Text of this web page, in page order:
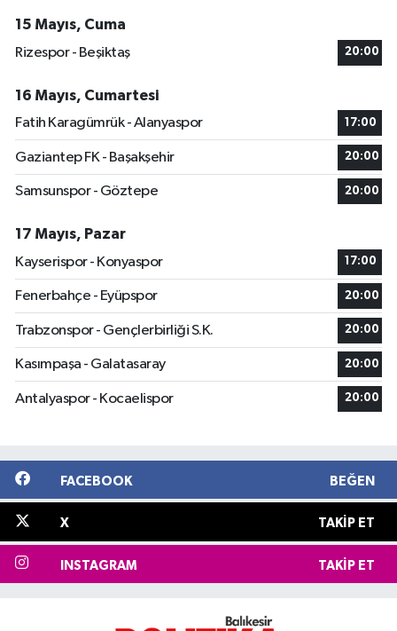
15 Mayıs, Cuma
Rizespor - Beşiktaş
20:00
16 Mayıs, Cumartesi
Fatih Karagümrük - Alanyaspor
17:00
Gaziantep FK - Başakşehir 20:00
Samsunspor - Göztepe 20:00
17 Mayıs, Pazar
Kayserispor - Konyaspor
17:00
Fenerbahçe - Eyüpspor 20:00
Trabzonspor - Gençlerbirliği S.K. 20:00
Kasımpaşa - Galatasaray 20:00
Antalyaspor - Kocaelispor 20:00
FACEBOOK BEĞEN
X TAKIP ET
INSTAGRAM TAKIP ET